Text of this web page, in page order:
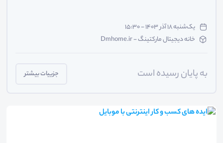
یک‌شنبه ۱۸ آذر ۱۴۰۳ - ۱۵:۳۰
خانه دیجیتال مارکتینگ - Dmhome.ir
به پایان رسیده است جزییات بیشتر